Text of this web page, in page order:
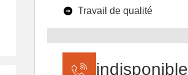
Travail de qualité
indisponible